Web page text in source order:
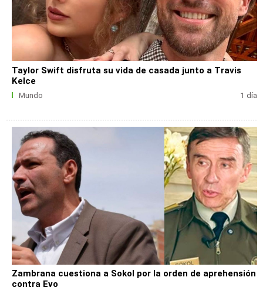
Taylor Swift disfruta su vida de casada junto a Travis
Kelce
Mundo 1 día
Zambrana cuestiona a Sokol por la orden de aprehensión
contra Evo